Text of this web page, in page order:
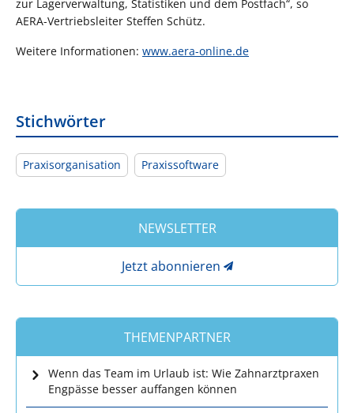
zur Lagerverwaltung, Statistiken und dem Postfach“, so
AERA-Vertriebsleiter Steffen Schütz.
Weitere Informationen: www.aera-online.de
Stichwörter
Praxisorganisation Praxissoftware
NEWSLETTER
Jetzt abonnieren
THEMENPARTNER
Wenn das Team im Urlaub ist: Wie Zahnarztpraxen
Engpässe besser auffangen können